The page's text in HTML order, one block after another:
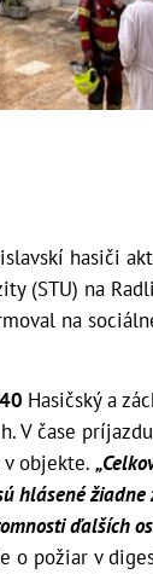
hasiči
(STU) na
na
Hasičský a
V čase
v objekte.
hlásené
ďalších
o požiar v